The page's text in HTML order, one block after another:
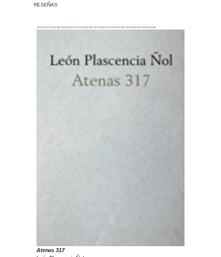
RESEÑAS
………………………………………………………….
Atenas 317